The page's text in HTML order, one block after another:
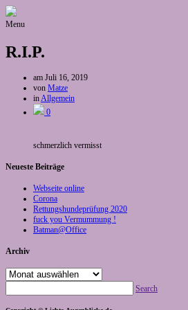
Menu
R.I.P.
am Juli 16, 2019
von Matze
in Allgemein
0
schmerzlich vermisst
Neueste Beiträge
Webseite online
Corona
Rettungshundeprüfung 2020
fuck you Vermummung !
Batman@Office
Archiv
Archiv
Search